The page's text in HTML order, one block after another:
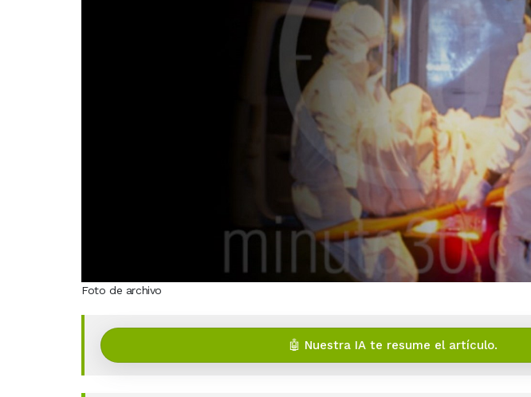
Foto de archivo
🤖 Nuestra IA te resume el artículo.